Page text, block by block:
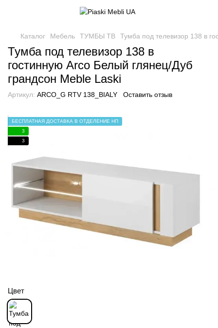
Каталог Мебель ТУМБЫ ТВ Тумба под телевизор 138 в
Тумба под телевизор 138 в
гостинную Arco Белый глянец/Дуб
грандсон Meble Laski
Артикул: ARCO_G RTV 138_BIALY Оставить отзыв
БЕСПЛАТНАЯ ДОСТАВКА В ОТДЕЛЕНИЕ НП
3
3
Цвет